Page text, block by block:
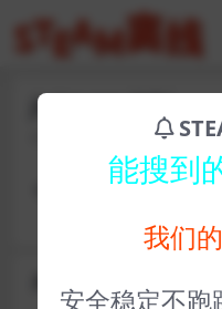
jhf31410-控制
22
卡号： 72108fd4 密码
关于D加密类游戏通知
能搜到
我们
安全稳定不跑